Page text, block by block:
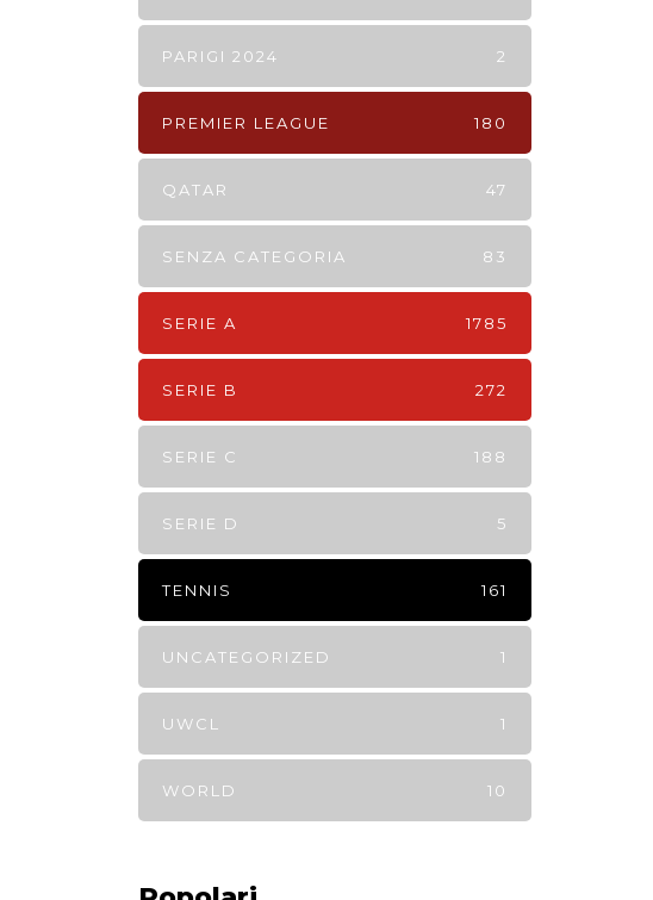
PARIGI 2024 2
PREMIER LEAGUE 180
QATAR 47
SENZA CATEGORIA 83
SERIE A 1785
SERIE B 272
SERIE C 188
SERIE D 5
TENNIS 161
UNCATEGORIZED 1
UWCL 1
WORLD 10